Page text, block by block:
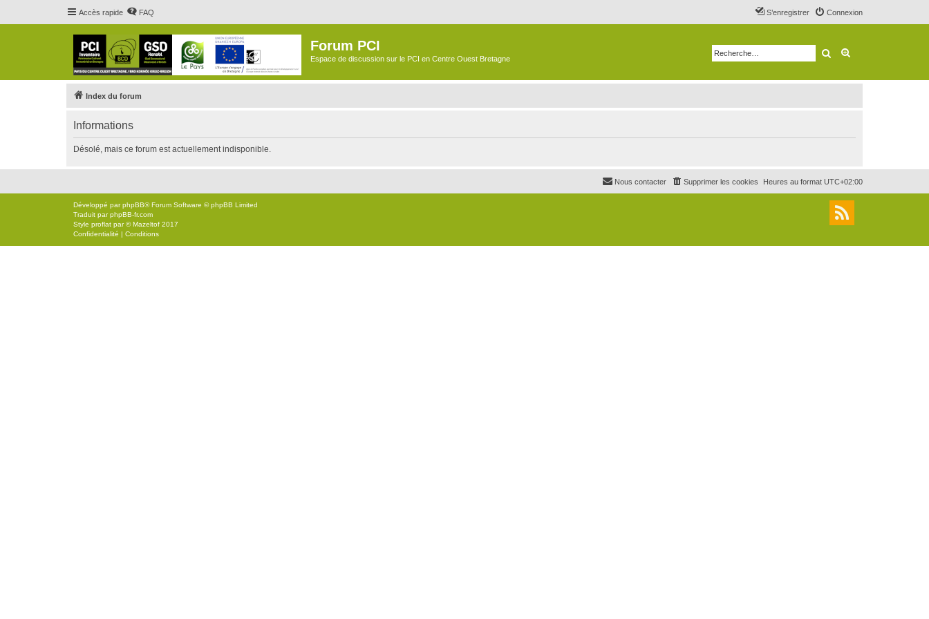
Accès rapide FAQ Connexion
S’enregistrer
Forum PCI
Espace de discussion sur le PCI en Centre Ouest Bretagne Rechercher
Index du forum
Informations
Désolé, mais ce forum est actuellement indisponible.
Heures au format UTC+02:00
Supprimer les cookies
Nous contacter
Développé parphpBB® Forum Software © phpBB Limited
Traduit parphpBB-fr.com
Style proflat par ©Mazeltof 2017
Confidentialité | Conditions